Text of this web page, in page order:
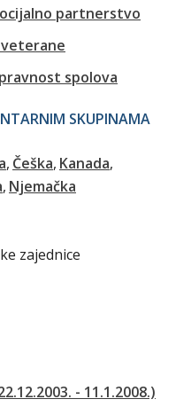
partnerstvo
spolova
SKUPINAMA
Češka Kanada
Njemačka
zajednice
- 11.1.2008.)